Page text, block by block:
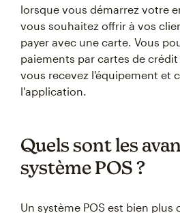
lorsque vous démarrez votre
vous souhaitez offrir à vos
payer avec une carte. Vous
paiements par cartes de
vous recevez l'équipement et
l'application.
Quels sont les
système POS ?
Un système POS est bien plus